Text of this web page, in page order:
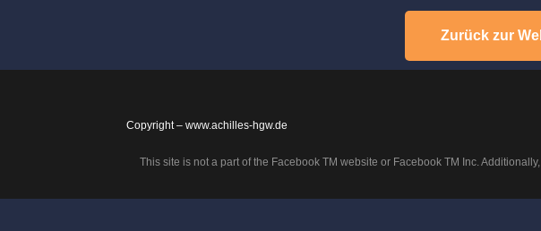
Zurück zur
Copyright – www.achilles-hgw.de
This site is not a part of the Facebook TM website or Facebook TM Inc.